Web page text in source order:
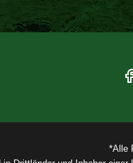
*Alle